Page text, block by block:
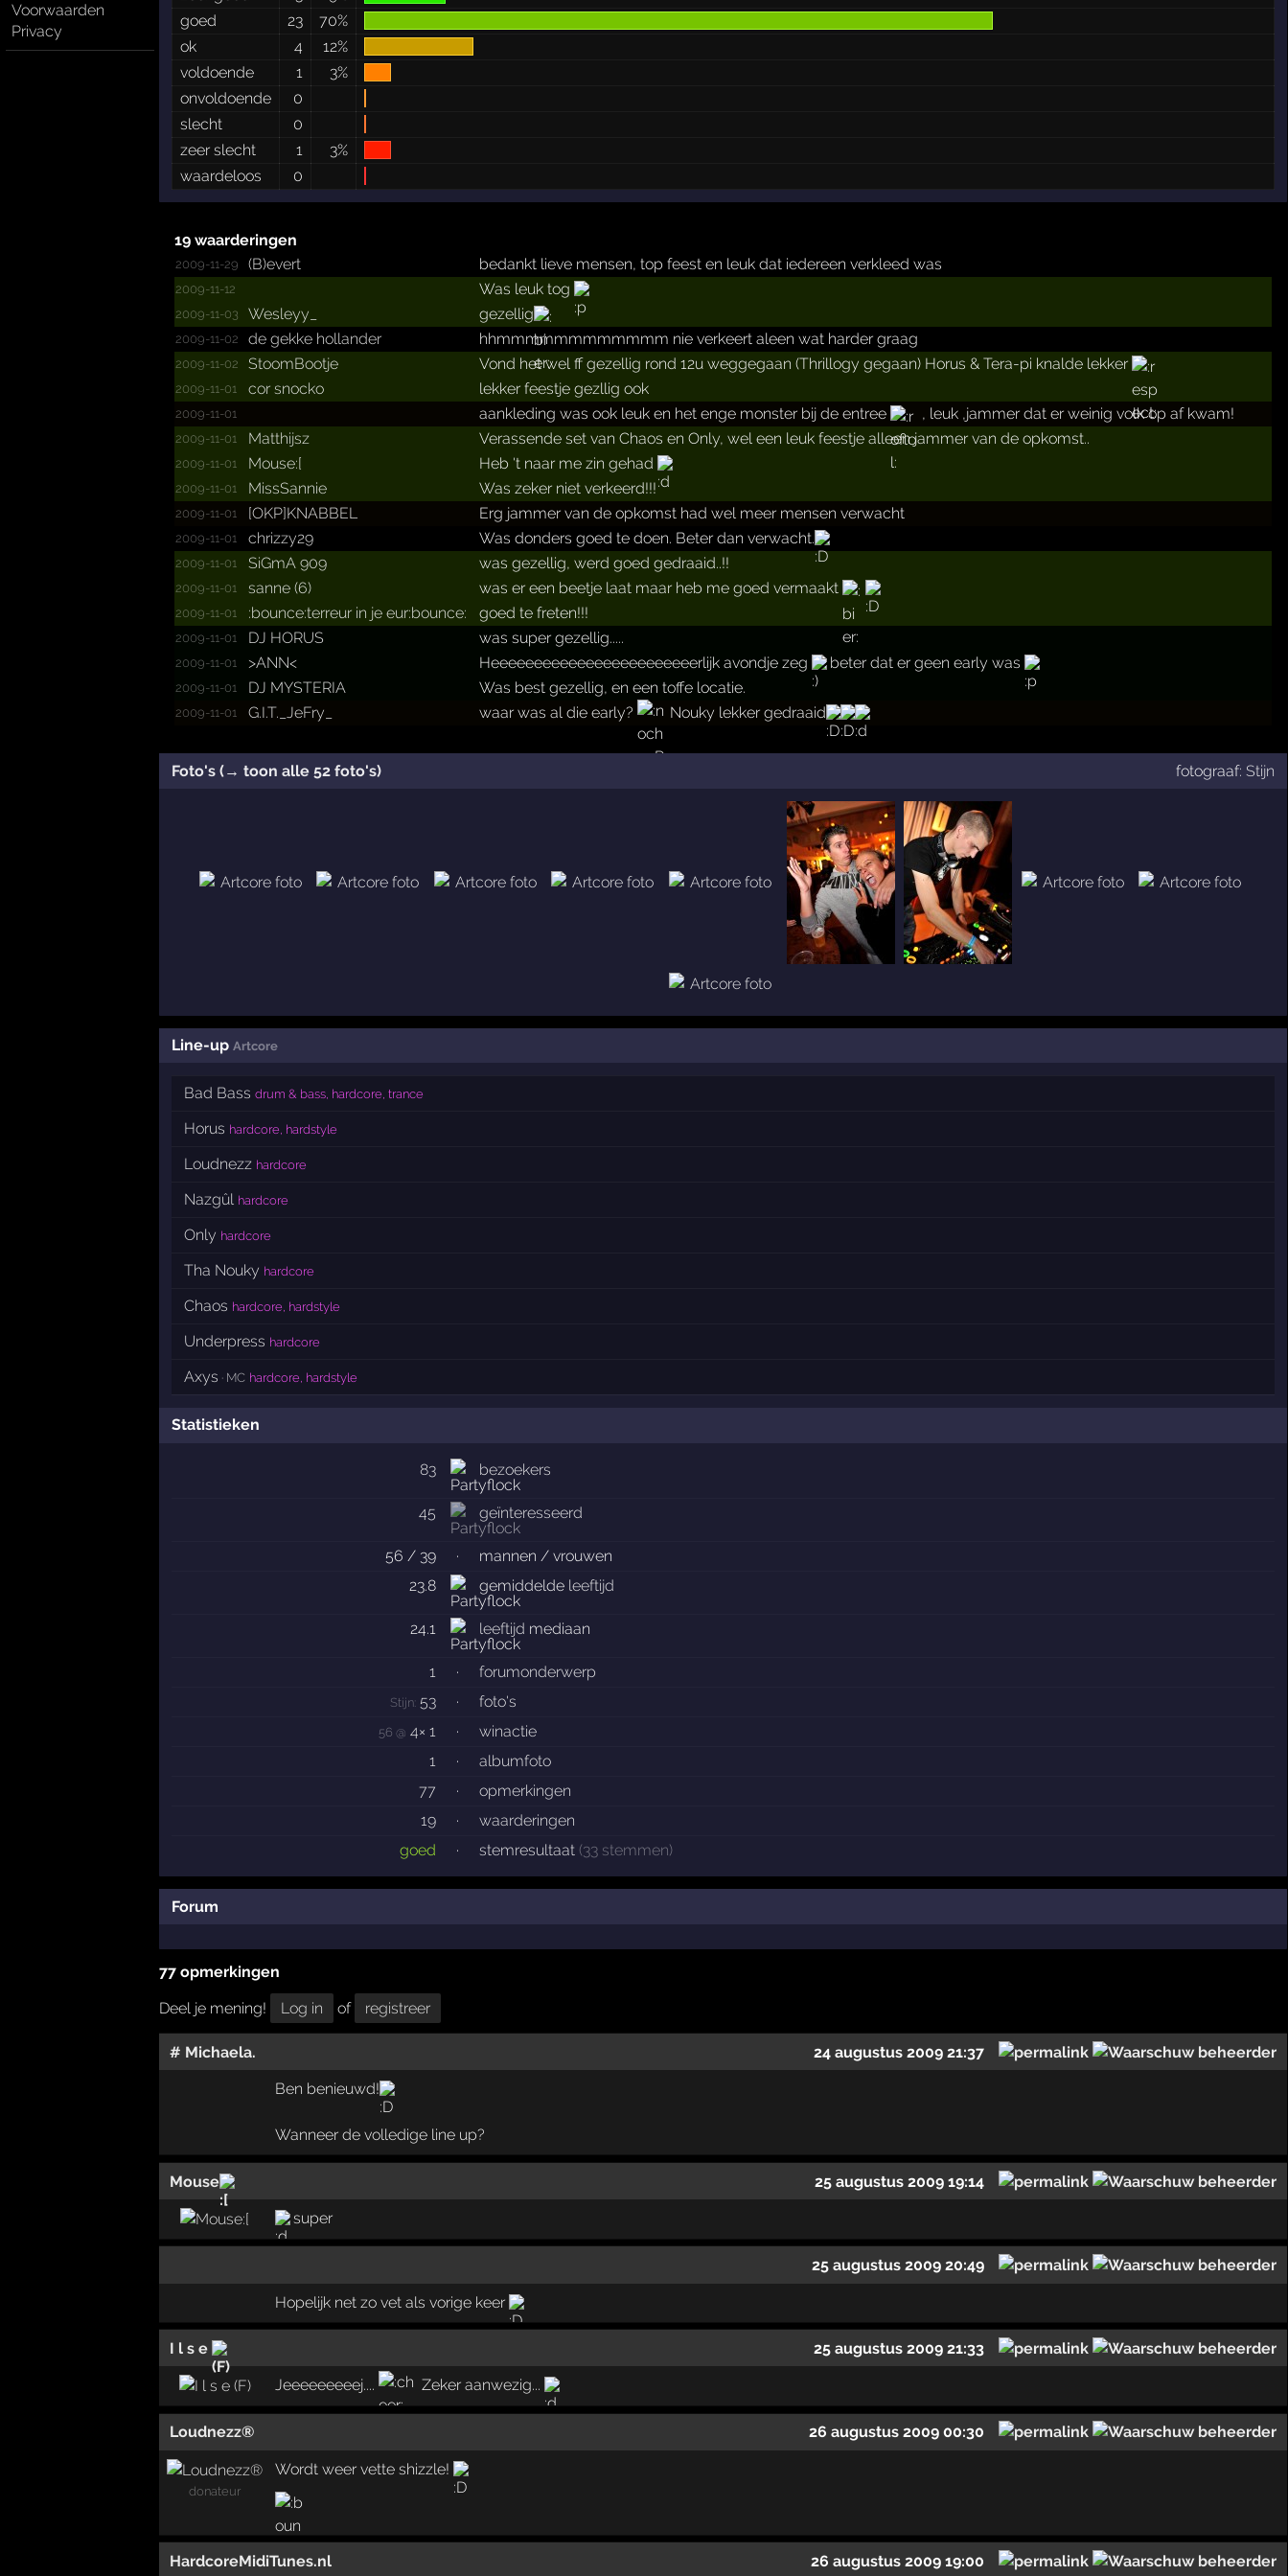
Voorwaarden
Privacy
goed
23
70%
ok
4
12%
voldoende
1
3%
onvoldoende
0
slecht
0
zeer slecht
1
3%
waardeloos
0
19 waarderingen
2009-11-29 (B)evert bedankt lieve mensen, top feest en leuk dat iedereen verkleed was
2009-11-12 Was leuk tog
2009-11-03 Wesleyy_ gezellig
2009-11-02 de gekke hollander hhmmmmmmmmmmmm nie verkeert aleen wat harder graag
2009-11-02 StoomBootje Vond het wel ff gezellig rond 12u weggegaan (Thrillogy gegaan) Horus & Tera-pi knalde lekker
2009-11-01 cor snocko lekker feestje gezllig ook
2009-11-01 aankleding was ook leuk en het enge monster bij de entree , leuk ,jammer dat er weinig volk op af kwam!
2009-11-01 Matthijsz Verassende set van Chaos en Only, wel een leuk feestje alleen jammer van de opkomst..
2009-11-01 Mouse:[ Heb 't naar me zin gehad
2009-11-01 MissSannie Was zeker niet verkeerd!!!
2009-11-01 [OKP]KNABBEL Erg jammer van de opkomst had wel meer mensen verwacht
2009-11-01 chrizzy29 Was donders goed te doen. Beter dan verwacht.
2009-11-01 SiGmA 909 was gezellig, werd goed gedraaid..!!
2009-11-01 sanne (6) was er een beetje laat maar heb me goed vermaakt
2009-11-01 :bounc­e:terr­eur in je eur:bounce: goed te freten!!!
2009-11-01 DJ HORUS was super gezellig.....
2009-11-01 >ANN< Heeeeeeeeeeeeeeeeeeeeeeeerlijk avondje zeg beter dat er geen early was
2009-11-01 DJ MYSTERIA Was best gezellig, en een toffe locatie.
2009-11-01 G.­I.­T._­JeFry_­ waar was al die early? Nouky lekker gedraaid
Foto's (→ toon alle 52 foto's) fotograaf:Stijn
Line-up Artcore
Bad Bass drum & bass, hardcore, trance
Horus hardcore, hardstyle
Loudnezz hardcore
Nazgûl hardcore
Only hardcore
Tha Nouky hardcore
Chaos hardcore, hardstyle
Underpress hardcore
Axys · MC hardcore, hardstyle
Statistieken
83 bezoekers
45 geïnteresseerd
56 / 39 ·
mannen / vrouwen
23.8
gemiddelde leeftijd
24.1 leeftijd mediaan
1 · forumonderwerp
Stijn: 53 · foto's
56 @ 4× 1 ·
winactie
1
·
albumfoto
77
·
opmerkingen
19
·
waarderingen
goed
· stemresultaat (33 stemmen)
Forum
77 opmerkingen
Deel je mening!
Log in of registreer
# Michaela. 24 augustus 2009 21:37
Ben benieuwd!
Wanneer de volledige line up?
Mouse 25 augustus 2009 19:14
super
25 augustus 2009 20:49
Hopelijk net zo vet als vorige keer
I l s e 25 augustus 2009 21:33
Jeeeeeeeeej.... Zeker aanwezig...
Loudnezz® 26 augustus 2009 00:30
donateur
Wordt weer vette shizzle!
HardcoreMidiTunes.nl 26 augustus 2009 19:00